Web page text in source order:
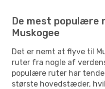
De mest populære
Muskogee
Det er nemt at flyve til
ruter fra nogle af
populære ruter har
største hovedstæder,